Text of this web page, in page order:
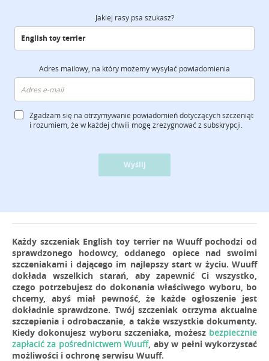
Jakiej rasy psa szukasz?
Adres mailowy, na który możemy wysyłać powiadomienia
Zgadzam się na otrzymywanie powiadomień dotyczących szczeniąt
i rozumiem, że w każdej chwili mogę zrezygnować z subskrypcji.
Wyślij
Każdy szczeniak English toy terrier na Wuuff pochodzi od
sprawdzonego hodowcy, oddanego opiece nad swoimi
szczeniakami i dającego im najlepszy start w życiu. Wuuff
dokłada wszelkich starań, aby zapewnić Ci wszystko,
czego potrzebujesz do dokonania właściwego wyboru, bo
chcemy, abyś miał pewność, że każde ogłoszenie jest
dokładnie sprawdzone. Twój szczeniak otrzyma aktualne
szczepienia i odrobaczanie, a także wszystkie dokumenty.
Kiedy dokonujesz wyboru szczeniaka, możesz bezpiecznie
zapłacić za pośrednictwem Wuuff, aby w pełni wykorzystać
możliwości i ochronę serwisu Wuuff.